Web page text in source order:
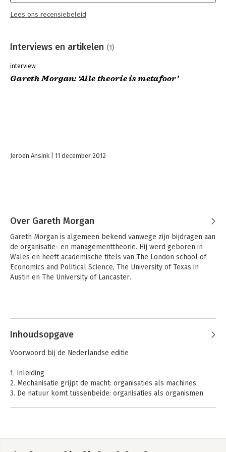
hanteren bij het beschouwen van organisaties en situaties
ontstaat een rijker en completer beeld van de werkelijkheid
Lees ons recensiebeleid
Interviews en artikelen (1)
interview
Gareth Morgan: ‘Alle theorie is metafoor’
Jeroen Ansink 11 december 2012
Over Gareth Morgan
Gareth Morgan is algemeen bekend vanwege zijn bijdragen aan
de organisatie- en managementtheorie. Hij werd geboren in
Wales en heeft academische titels van The London school of
Economics and Political Science, The University of Texas in
Austin en The University of Lancaster.
Burrell), 'Beyond Method', 'Images of Organization', Creative
laatste boek werd in het Nederlands vertaald onder de titel 'De
nieuwe manager'.
Morgan is Distinguished Research Professor aan York
University, Toronto, en heeft zitting gehad in de redactie van
een aantal vooraanstaande academische tijdschriften
waaronder 'Administration and Society', 'The Academy of
Management Review', en 'Organization Studies'.
Andere boeken door Gareth Morgan
Inhoudsopgave
Voorwoord bij de Nederlandse editie
1. Inleiding
2. Mechanisatie grijpt de macht: organisaties als machines
3. De natuur komt tussenbeide: organisaties als organismen